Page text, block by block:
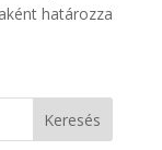
határozza
Keresés